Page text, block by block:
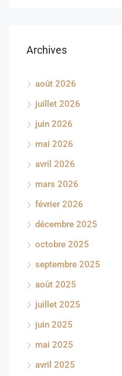
Archives
août 2026
juillet 2026
juin 2026
mai 2026
avril 2026
mars 2026
février 2026
décembre 2025
octobre 2025
septembre 2025
août 2025
juillet 2025
juin 2025
mai 2025
avril 2025